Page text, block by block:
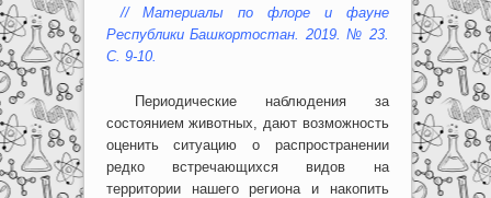
// Материалы по флоре и фауне
Республики Башкортостан. 2019. № 23.
С. 9-10.
Периодические наблюдения за
состоянием животных, дают возможность
оценить ситуацию о распространении
редко встречающихся видов на
территории нашего региона и накопить